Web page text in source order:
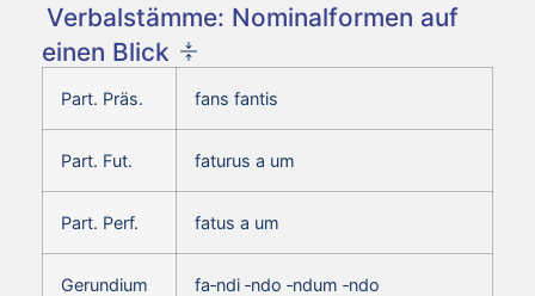
Verbalstämme: Nominalformen auf
einen Blick
Part. Präs. fans fantis
Part. Fut. faturus a um
Part. Perf. fatus a um
Gerundium fa‑ndi ‑ndo ‑ndum ‑ndo